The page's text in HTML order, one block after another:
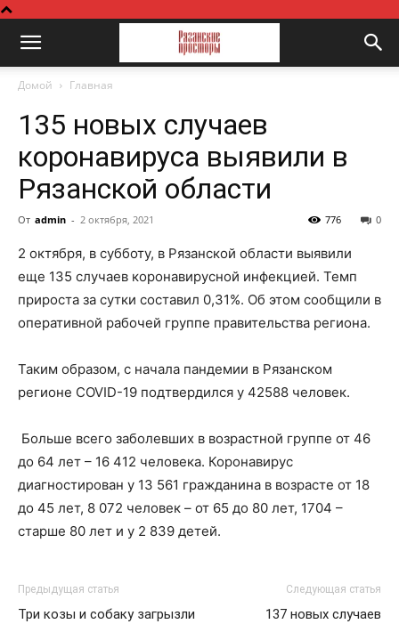
Домой Главная
135 новых случаев
коронавируса выявили в
Рязанской области
От admin - 2 октября, 2021 0
776
2 октября, в субботу, в Рязанской области выявили
еще 135 случаев коронавирусной инфекцией. Темп
прироста за сутки составил 0,31%. Об этом сообщили в
оперативной рабочей группе правительства региона.
Таким образом, с начала пандемии в Рязанском
регионе COVID-19 подтвердился у 42588 человек.
Больше всего заболевших в возрастной группе от 46
до 64 лет – 16 412 человека. Коронавирус
диагностирован у 13 561 гражданина в возрасте от 18
до 45 лет, 8 072 человек – от 65 до 80 лет, 1704 –
старше 80 лет и у 2 839 детей.
Предыдущая статья
Три козы и собаку загрызли
Следующая статья
137 новых случаев